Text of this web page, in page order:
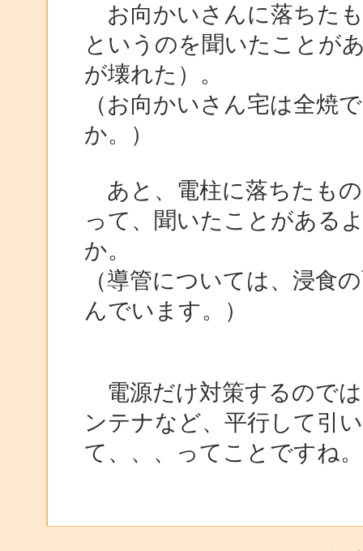
お向かいさんに落ちた
というのを聞いたことが
が壊れた）。
（お向かいさん宅は全焼
か。）
あと、電柱に落ちたも
って、聞いたことがある
か。
（導管については、浸食
んでいます。）
電源だけ対策するので
ンテナなど、平行して引
て、、、ってことですね。